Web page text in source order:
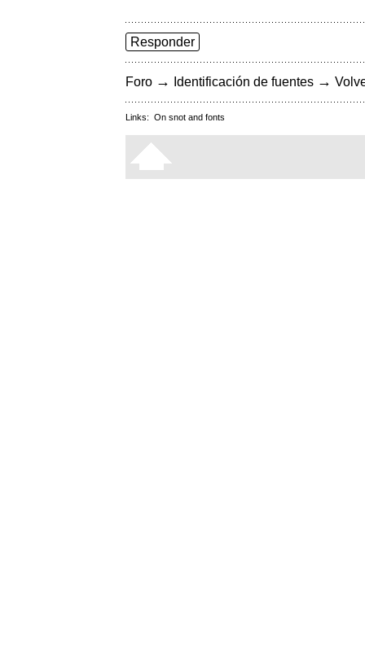
Responder
Foro → Identificación de fuentes →
Links: On snot and fonts